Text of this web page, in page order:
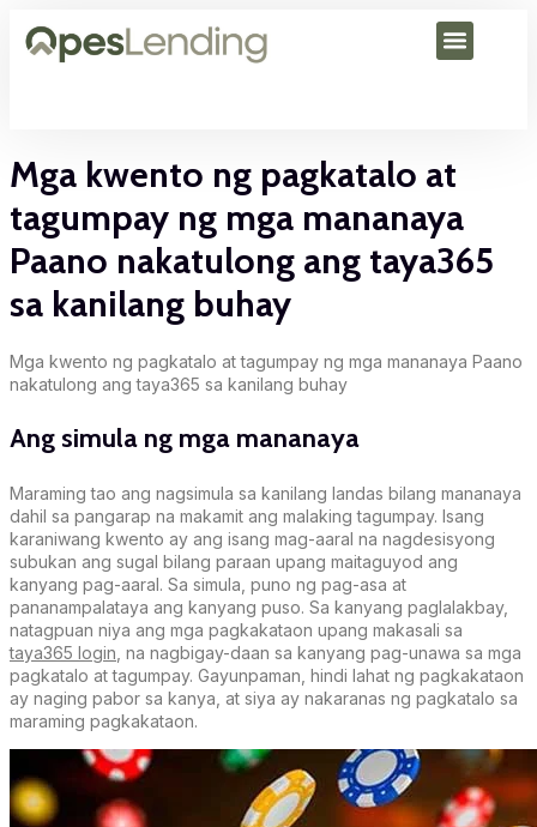
Mga kwento ng pagkatalo at
tagumpay ng mga mananaya
Paano nakatulong ang taya365
sa kanilang buhay
Mga kwento ng pagkatalo at tagumpay ng mga mananaya Paano
nakatulong ang taya365 sa kanilang buhay
Ang simula ng mga mananaya
Maraming tao ang nagsimula sa kanilang landas bilang mananaya
dahil sa pangarap na makamit ang malaking tagumpay. Isang
karaniwang kwento ay ang isang mag-aaral na nagdesisyong
subukan ang sugal bilang paraan upang maitaguyod ang
kanyang pag-aaral. Sa simula, puno ng pag-asa at
pananampalataya ang kanyang puso. Sa kanyang paglalakbay,
natagpuan niya ang mga pagkakataon upang makasali sa
taya365 login , na nagbigay-daan sa kanyang pag-unawa sa mga
pagkatalo at tagumpay. Gayunpaman, hindi lahat ng pagkakataon
ay naging pabor sa kanya, at siya ay nakaranas ng pagkatalo sa
maraming pagkakataon.